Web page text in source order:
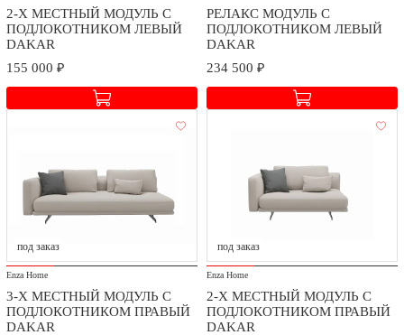
2-Х МЕСТНЫЙ МОДУЛЬ С
ПОДЛОКОТНИКОМ ЛЕВЫЙ
DAKAR
155 000 ₽
РЕЛАКС МОДУЛЬ С
ПОДЛОКОТНИКОМ ЛЕВЫЙ
DAKAR
234 500 ₽
под заказ
Enza Home
3-Х МЕСТНЫЙ МОДУЛЬ С
ПОДЛОКОТНИКОМ ПРАВЫЙ
DAKAR
под заказ
Enza Home
2-Х МЕСТНЫЙ МОДУЛЬ С
ПОДЛОКОТНИКОМ ПРАВЫЙ
DAKAR